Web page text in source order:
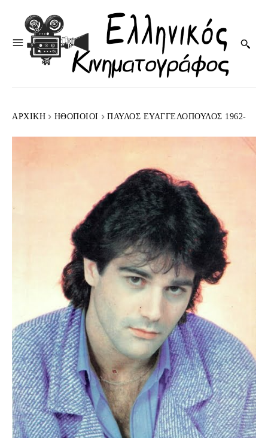
ΑΡΧΙΚΉ HΘΟΠΟΙΟΊ ΠΑΎΛΟΣ ΕΥΑΓΓΕΛΌΠΟΥΛΟΣ 1962-